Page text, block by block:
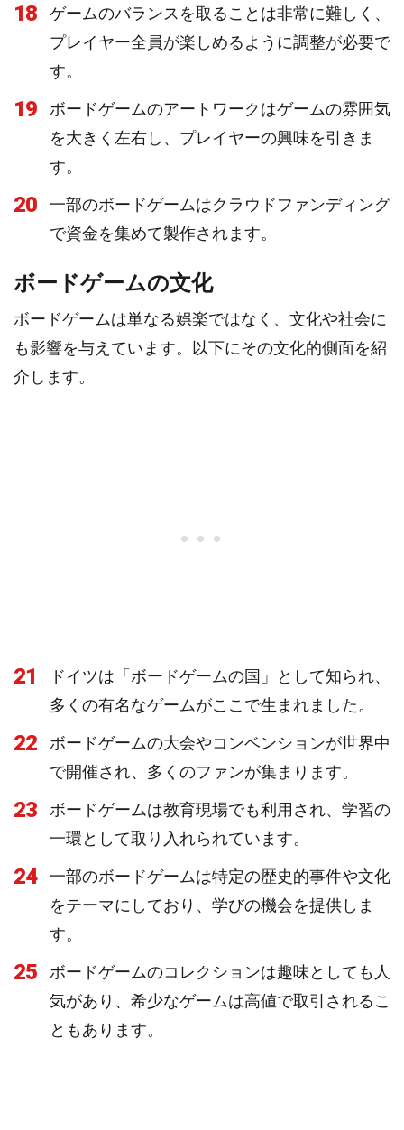
18
ゲームのバランスを取ることは非常に難しく、
プレイヤー全員が楽しめるように調整が必要で
す。
19
ボードゲームのアートワークはゲームの雰囲気
を大きく左右し、プレイヤーの興味を引きま
す。
20
一部のボードゲームはクラウドファンディング
で資金を集めて製作されます。
ボードゲームの文化
ボードゲームは単なる娯楽ではなく、文化や社会に
も影響を与えています。以下にその文化的側面を紹
介します。
21
ドイツは「ボードゲームの国」として知られ、
多くの有名なゲームがここで生まれました。
22
ボードゲームの大会やコンベンションが世界中
で開催され、多くのファンが集まります。
23
ボードゲームは教育現場でも利用され、学習の
一環として取り入れられています。
24
一部のボードゲームは特定の歴史的事件や文化
をテーマにしており、学びの機会を提供しま
す。
25
ボードゲームのコレクションは趣味としても人
気があり、希少なゲームは高値で取引されるこ
ともあります。